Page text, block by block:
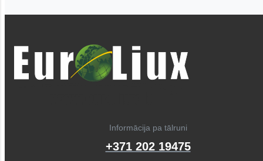
Informācija pa tālruni
+371 202 19475